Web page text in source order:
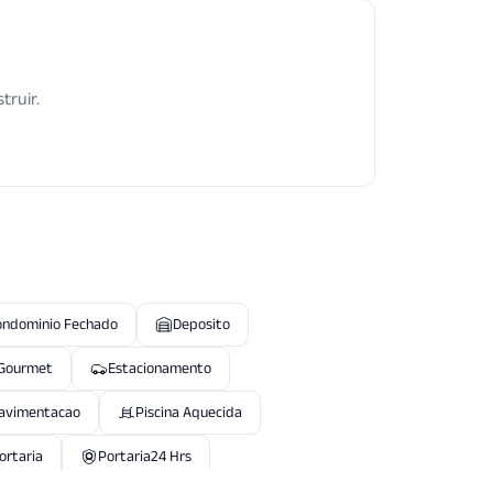
Fechado
Deposito
Estacionamento
Piscina Aquecida
Portaria24 Hrs